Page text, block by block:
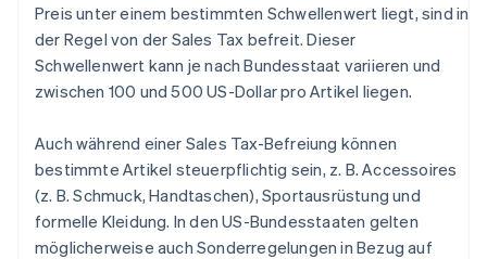
Preis unter einem bestimmten Schwellenwert liegt, sind in
der Regel von der Sales Tax befreit. Dieser
Schwellenwert kann je nach Bundesstaat variieren und
zwischen 100 und 500 US-Dollar pro Artikel liegen.
Auch während einer Sales Tax-Befreiung können
bestimmte Artikel steuerpflichtig sein, z. B. Accessoires
(z. B. Schmuck, Handtaschen), Sportausrüstung und
formelle Kleidung. In den US-Bundesstaaten gelten
möglicherweise auch Sonderregelungen in Bezug auf